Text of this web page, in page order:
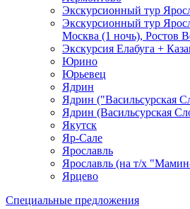
Экскурсионный тур
Экскурсионный тур
Москва (1 ночь), Ростов
Экскурсия Елабуга +
Юрино
Юрьевец
Ядрин
Ядрин ("Васильсурская
Ядрин (Васильсурская
Якутск
Яр-Сале
Ярославль
Ярославль (на т/х
Ярцево
Специальные предложения